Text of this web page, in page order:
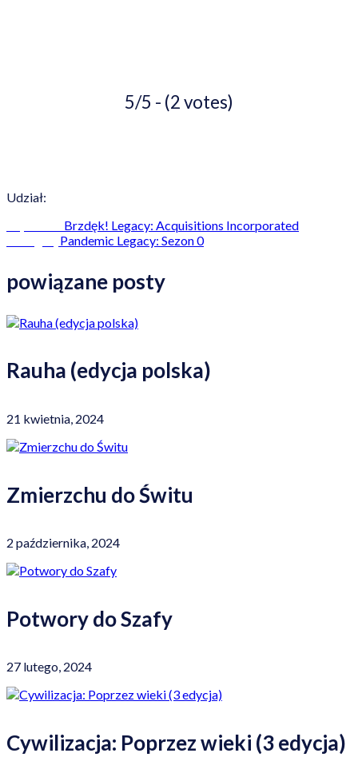
5/5 - (2 votes)
Udział:
Brzdęk! Legacy: Acquisitions Incorporated
Pandemic Legacy: Sezon 0
powiązane posty
Rauha (edycja polska)
21 kwietnia, 2024
Zmierzchu do Świtu
2 października, 2024
Potwory do Szafy
27 lutego, 2024
Cywilizacja: Poprzez wieki (3 edycja)